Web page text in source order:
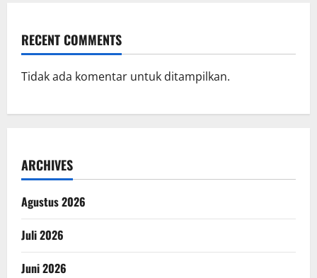
RECENT COMMENTS
Tidak ada komentar untuk ditampilkan.
ARCHIVES
Agustus 2026
Juli 2026
Juni 2026